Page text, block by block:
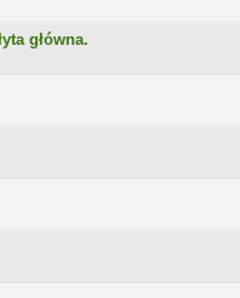
główna.
5 gwiazdek
5
5 gwiazdek
5 gwiazdek
5 gwiazdek
5 gwiazdek